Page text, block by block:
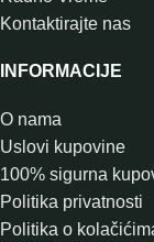
Kontaktirajte nas
INFORMACIJE
O nama
Uslovi kupovine
100% sigurna
Politika privatnosti
Politika o